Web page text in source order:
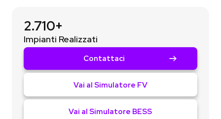
2.710+
Impianti Realizzati
Contattaci
Vai al Simulatore FV
Vai al Simulatore BESS